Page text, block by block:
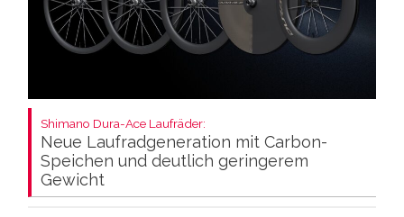
Shimano Dura-Ace Laufräder:
Neue Laufradgeneration mit Carbon-
Speichen und deutlich geringerem
Gewicht